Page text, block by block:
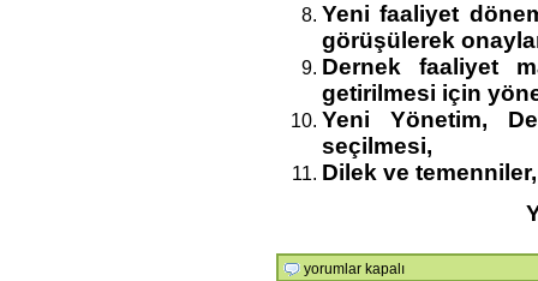
Yeni faaliyet
görüşülerek
Dernek faaliyet
getirilmesi için
Yeni Yönetim,
seçilmesi,
Dilek ve
YÖNETİM
için
yorumlar kapalı